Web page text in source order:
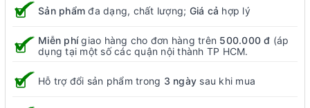
Sản phẩm đa dạng, chất lượng; Giá cả hợp lý
Miễn phígiao hàng cho đơn hàng trên 500.000 đ (áp
dụng tại một số các quận nội thành TP HCM.
Hỗ trợ đổi sản phẩm trong 3 ngày sau khi mua